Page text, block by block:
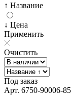
↑ Название
↓ Цена
Применить
Очистить
Под заказ
Арт. 6750-90006-85